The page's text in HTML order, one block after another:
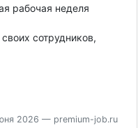
рабочая неделя
сотрудников,
2026 — premium-job.ru